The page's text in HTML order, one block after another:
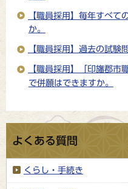
【職員採用】毎年すべて
か。
【職員採用】過去の試験
【職員採用】「印旛郡市
で併願はできますか。
よくある質問
くらし・手続き